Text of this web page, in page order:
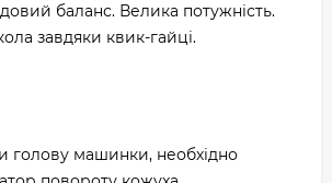
баланс. Велика потужність.
завдяки квик-гайці.
голову машинки, необхідно